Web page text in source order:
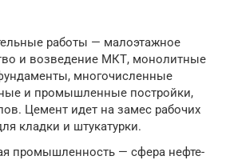
работы — малоэтажное
и возведение МКТ, монолитные
многочисленные
и промышленные постройки,
Цемент идет на замес рабочих
кладки и штукатурки.
промышленность — сфера нефте-